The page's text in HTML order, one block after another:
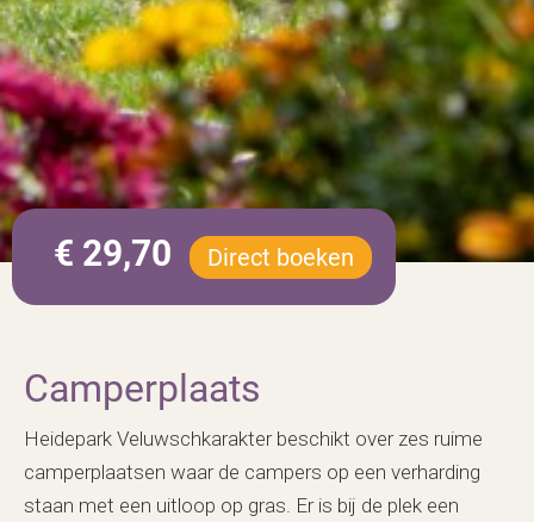
€ 29,70 Direct boeken
Camperplaats
Heidepark Veluwschkarakter beschikt over zes ruime
camperplaatsen waar de campers op een verharding
staan met een uitloop op gras. Er is bij de plek een